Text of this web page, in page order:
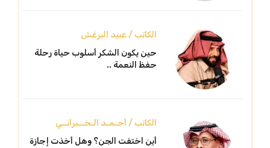
الكاتب / عبيد البرغش
حين يكون الشكر أسلوب حياة رحلة
حفظ النعمة ..
الكاتب / أحـمـد الـخــبرانــي
أين اختفت الجن؟ وهل أخذت إجازة